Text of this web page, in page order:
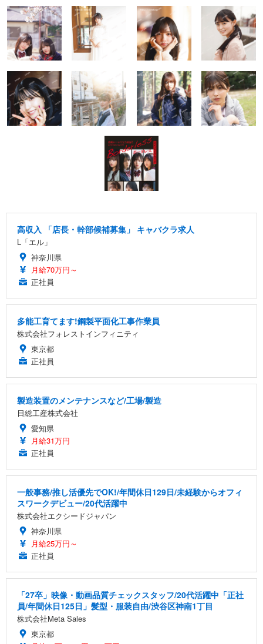
高収入 「店長・幹部候補募集」 キャバクラ求人
L「エル」
神奈川県
月給70万円～
正社員
多能工育てます!鋼製平面化工事作業員
株式会社フォレストインフィニティ
東京都
正社員
製造装置のメンテナンスなど/工場/製造
日総工産株式会社
愛知県
月給31万円
正社員
一般事務/推し活優先でOK!/年間休日129日/未経験からオフィ
スワークデビュー/20代活躍中
株式会社エクシードジャパン
神奈川県
月給25万円～
正社員
「27卒」映像・動画品質チェックスタッフ/20代活躍中「正社
員/年間休日125日」髪型・服装自由/渋谷区神南1丁目
株式会社Meta Sales
東京都